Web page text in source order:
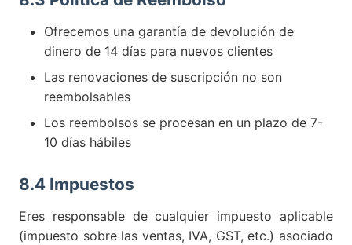
Ofrecemos una garantía de devolución de
dinero de 14 días para nuevos clientes
Las renovaciones de suscripción no son
reembolsables
Los reembolsos se procesan en un plazo de 7-
10 días hábiles
8.4 Impuestos
Eres responsable de cualquier impuesto aplicable
(impuesto sobre las ventas, IVA, GST, etc.) asociado